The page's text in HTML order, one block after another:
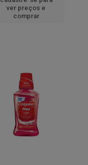
ver preços e
comprar